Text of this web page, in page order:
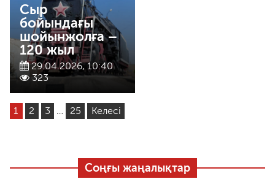
Сыр
бойындағы
шойынжолға –
120 жыл
29.04.2026, 10:40
323
1 2 3 … 25 Келесі
Соңғы жаңалықтар